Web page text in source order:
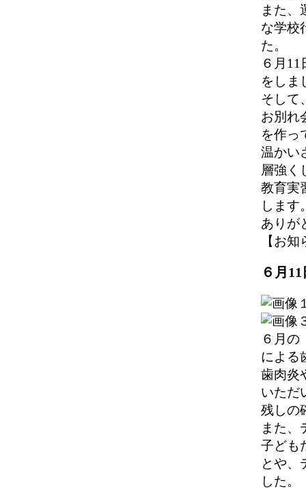
また、
な学校
た。
６月
をしま
そして
お別れ
を作っ
温かい
層強く
教育実
します
ありが
【お
６月
６月の
による
歯肉炎
いただ
残しの
また、
子ども
とや、
した。